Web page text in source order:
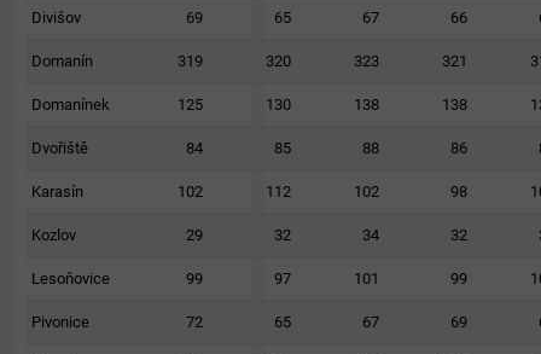
Divišov 69 65 67 66
Domanín 319 320 323 321
Domanínek 125 130 138 138
Dvořiště 84 85 88 86
Karasín 102 112 102 98
Kozlov 29 32 34 32
Lesoňovice 99 97 101 99
Pivonice 72 65 67 69